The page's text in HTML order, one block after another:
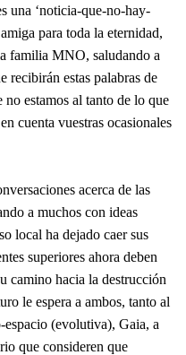
una ‘noticia-que-no-hay-
para toda la eternidad,
familia MNO, saludando a
recibirán estas palabras de
estamos al tanto de lo que
cuenta vuestras ocasionales
acerca de las
a muchos con ideas
local ha dejado caer sus
superiores ahora deben
camino hacia la destrucción
le espera a ambos, tanto al
espacio (evolutiva), Gaia, a
que consideren que